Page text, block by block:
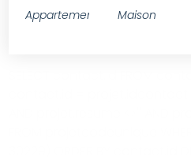
Appartement Maison